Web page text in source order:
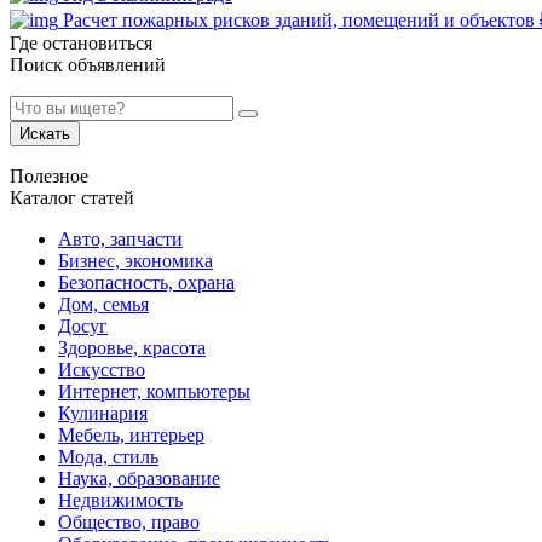
Расчет пожарных рисков зданий, помещений и объектов
Где остановиться
Поиск объявлений
Искать
Полезное
Каталог статей
Авто, запчасти
Бизнес, экономика
Безопасность, охрана
Дом, семья
Досуг
Здоровье, красота
Искусство
Интернет, компьютеры
Кулинария
Мебель, интерьер
Мода, стиль
Наука, образование
Недвижимость
Общество, право